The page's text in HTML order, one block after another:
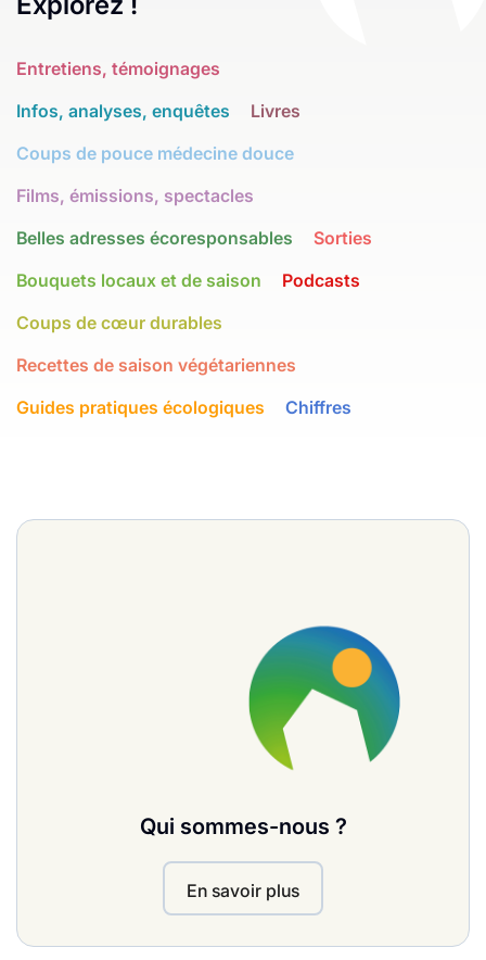
Entretiens, témoignages
Infos, analyses, enquêtes
Livres
Coups de pouce médecine douce
Films, émissions, spectacles
Belles adresses écoresponsables
Sorties
Bouquets locaux et de saison
Podcasts
Coups de cœur durables
Recettes de saison végétariennes
Guides pratiques écologiques
Chiffres
Qui sommes-nous ?
En savoir plus